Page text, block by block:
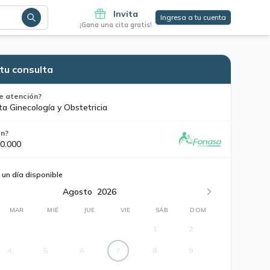
Invita
¡Gana una cita gratis!
Ingresa a tu cuenta
consulta
atención?
Ginecología y Obstetricia
un día disponible
Agosto 2026
MAR MIÉ JUE VIE SÁB DOM
1 2
4 5 6 7 8 9